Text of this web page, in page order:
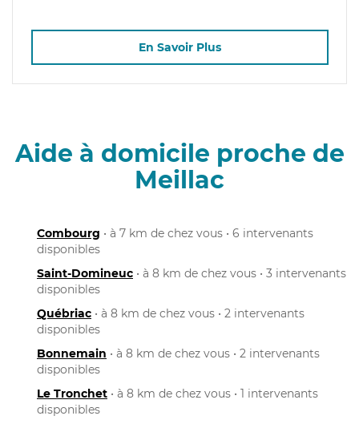
En Savoir Plus
Aide à domicile proche de
Meillac
Combourg • à 7 km de chez vous • 6 intervenants
disponibles
Saint-Domineuc • à 8 km de chez vous • 3 intervenants
disponibles
Québriac • à 8 km de chez vous • 2 intervenants
disponibles
Bonnemain • à 8 km de chez vous • 2 intervenants
disponibles
Le Tronchet • à 8 km de chez vous • 1 intervenants
disponibles